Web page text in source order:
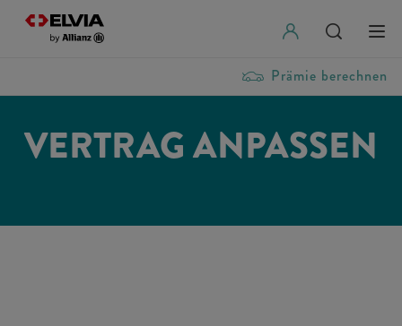
Prämie berechnen
VERTRAG ANPASSEN